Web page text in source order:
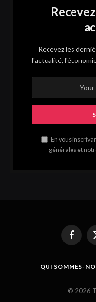
Recevez les
l'actualité,
En vous
générales et
QUI SOMMES-
© 2026